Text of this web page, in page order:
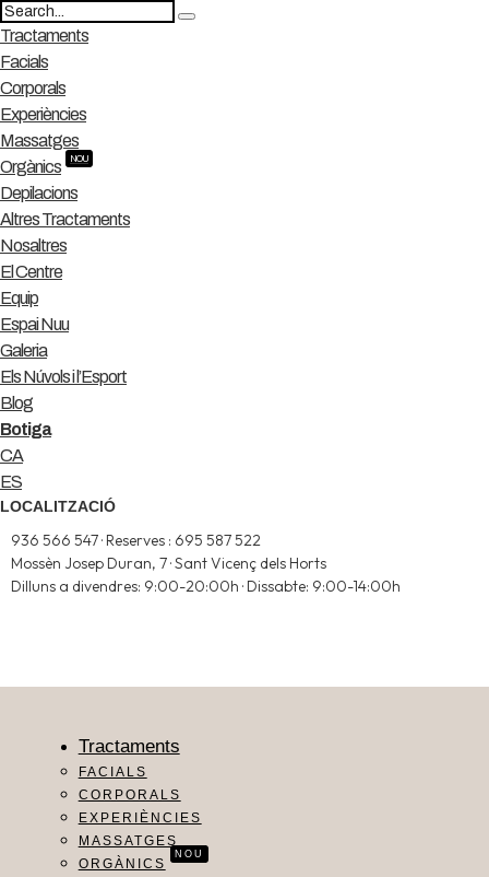
Tractaments
Facials
Corporals
Experiències
Massatges
Orgànics
NOU
Depilacions
Altres Tractaments
Nosaltres
El Centre
Equip
Espai Nuu
Galeria
Els Núvols i l’Esport
Blog
Botiga
CA
ES
LOCALITZACIÓ
936 566 547 · Reserves : 695 587 522
Mossèn Josep Duran, 7 · Sant Vicenç dels Horts
Dilluns a divendres: 9:00-20:00h · Dissabte: 9:00-14:00h
Tractaments
FACIALS
CORPORALS
EXPERIÈNCIES
MASSATGES
ORGÀNICS
NOU